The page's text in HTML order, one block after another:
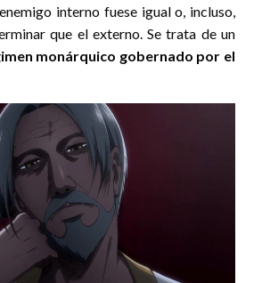
interno fuese igual o, incluso,
que el externo. Se trata de un
monárquico gobernado por el